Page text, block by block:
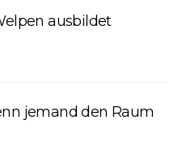
ausbildet
jemand den Raum